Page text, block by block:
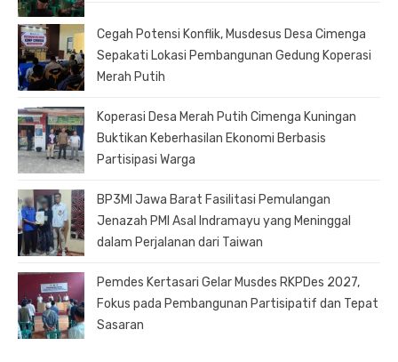
Cegah Potensi Konflik, Musdesus Desa Cimenga
Sepakati Lokasi Pembangunan Gedung Koperasi
Merah Putih
Koperasi Desa Merah Putih Cimenga Kuningan
Buktikan Keberhasilan Ekonomi Berbasis
Partisipasi Warga
BP3MI Jawa Barat Fasilitasi Pemulangan
Jenazah PMI Asal Indramayu yang Meninggal
dalam Perjalanan dari Taiwan
Pemdes Kertasari Gelar Musdes RKPDes 2027,
Fokus pada Pembangunan Partisipatif dan Tepat
Sasaran